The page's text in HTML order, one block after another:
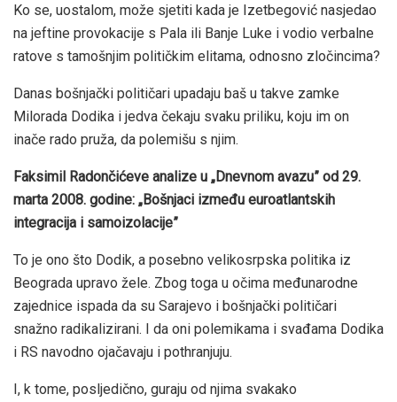
Ko se, uostalom, može sjetiti kada je Izetbegović nasjedao
na jeftine provokacije s Pala ili Banje Luke i vodio verbalne
ratove s tamošnjim političkim elitama, odnosno zločincima?
Danas bošnjački političari upadaju baš u takve zamke
Milorada Dodika i jedva čekaju svaku priliku, koju im on
inače rado pruža, da polemišu s njim.
Faksimil Radončićeve analize u „Dnevnom avazu” od 29.
marta 2008. godine: „Bošnjaci između euroatlantskih
integracija i samoizolacije”
To je ono što Dodik, a posebno velikosrpska politika iz
Beograda upravo žele. Zbog toga u očima međunarodne
zajednice ispada da su Sarajevo i bošnjački političari
snažno radikalizirani. I da oni polemikama i svađama Dodika
i RS navodno ojačavaju i pothranjuju.
I, k tome, posljedično, guraju od njima svakako